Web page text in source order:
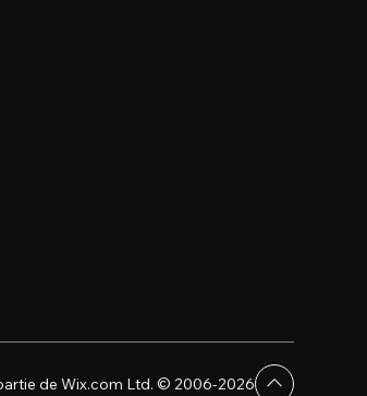
de Wix.com Ltd. © 2006-2026